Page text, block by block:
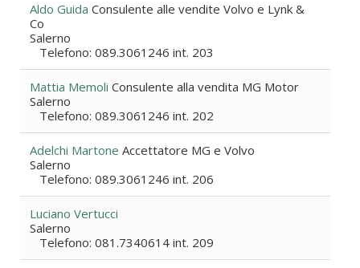
Aldo Guida Consulente alle vendite Volvo e Lynk &
Co
Salerno
Telefono: 089.3061246 int. 203
Mattia Memoli Consulente alla vendita MG Motor
Salerno
Telefono: 089.3061246 int. 202
Adelchi Martone Accettatore MG e Volvo
Salerno
Telefono: 089.3061246 int. 206
Luciano Vertucci
Salerno
Telefono: 081.7340614 int. 209